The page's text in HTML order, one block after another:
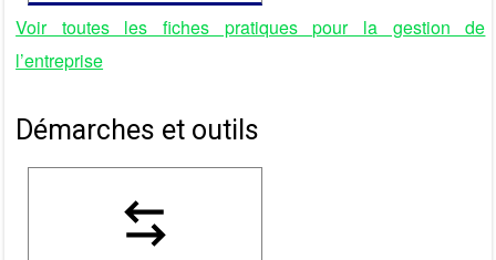
Voir toutes les fiches pratiques pour la gestion de
l’entreprise
Démarches et outils